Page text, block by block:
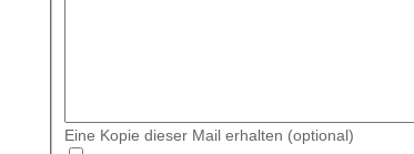
Eine Kopie dieser Mail erhalten (optional)